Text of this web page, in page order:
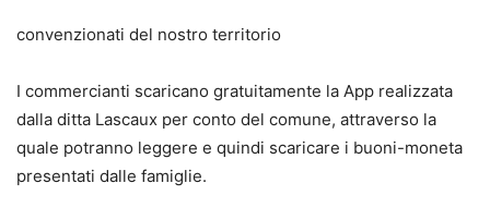
convenzionati del nostro territorio
I commercianti scaricano gratuitamente la App realizzata
dalla ditta Lascaux per conto del comune, attraverso la
quale potranno leggere e quindi scaricare i buoni-moneta
presentati dalle famiglie.